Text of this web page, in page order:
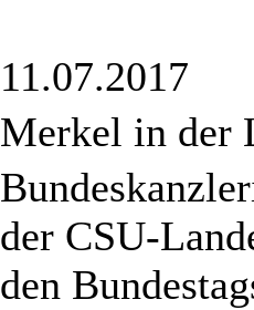
11.07.2017
Merkel in der
der CSU-
den